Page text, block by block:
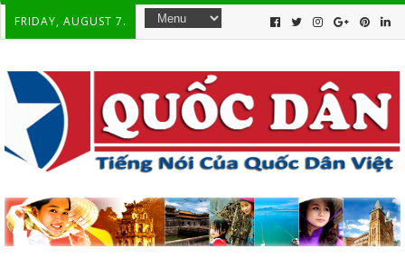
FRIDAY, AUGUST 7.